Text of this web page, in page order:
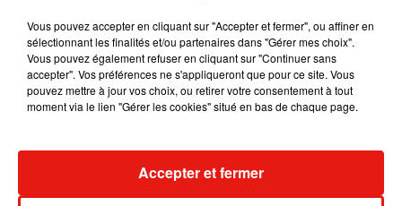
7 août 2026
Angèle et Amélie Lens dévoilent leur
Vous pouvez accepter en cliquant sur "Accepter et fermer", ou affiner en
sélectionnant les finalités et/ou partenaires dans "Gérer mes choix".
Vous pouvez également refuser en cliquant sur "Continuer sans
accepter". Vos préférences ne s'appliqueront que pour ce site. Vous
pouvez mettre à jour vos choix, ou retirer votre consentement à tout
moment via le lien "Gérer les cookies" situé en bas de chaque page.
Accepter et fermer